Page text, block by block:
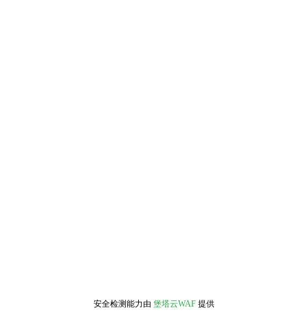
安全检测能力由 堡塔云WAF 提供